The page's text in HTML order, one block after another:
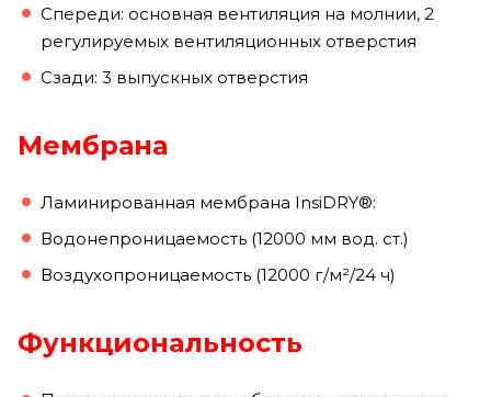
Спереди: основная вентиляция на молнии, 2
регулируемых вентиляционных отверстия
Сзади: 3 выпускных отверстия
Мембрана
Ламинированная мембрана InsiDRY®:
Водонепроницаемость (12000 мм вод. ст.)
Воздухопроницаемость (12000 г/м²/24 ч)
Функциональность